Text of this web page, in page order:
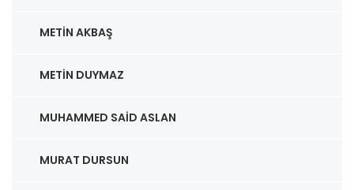
METIN AKBAŞ
METIN DUYMAZ
MUHAMMED SAID ASLAN
MURAT DURSUN